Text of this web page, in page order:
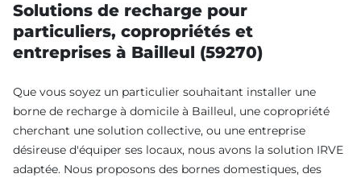
Solutions de recharge pour
particuliers, copropriétés et
entreprises à Bailleul (59270)
Que vous soyez un particulier souhaitant installer une
borne de recharge à domicile à Bailleul, une copropriété
cherchant une solution collective, ou une entreprise
désireuse d'équiper ses locaux, nous avons la solution IRVE
adaptée. Nous proposons des bornes domestiques, des